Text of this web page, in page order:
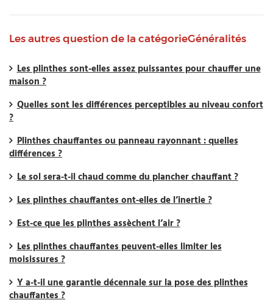
Les autres question de la catégorieGénéralités
Les plinthes sont-elles assez puissantes pour chauffer une
maison ?
Quelles sont les différences perceptibles au niveau confort
?
Plinthes chauffantes ou panneau rayonnant : quelles
différences ?
Le sol sera-t-il chaud comme du plancher chauffant ?
Les plinthes chauffantes ont-elles de l’inertie ?
Est-ce que les plinthes assèchent l’air ?
Les plinthes chauffantes peuvent-elles limiter les
moisissures ?
Y a-t-il une garantie décennale sur la pose des plinthes
chauffantes ?